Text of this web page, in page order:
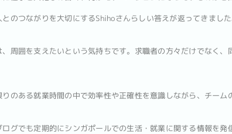
のつながりを大切にするShihoさんらしい答えが返ってきました
、周囲を支えたいという気持ちです。求職者の方々だけでなく
りのある就業時間の中で効率性や正確性を意識しながら、チー
グでも定期的にシンガポールでの生活・就業に関する情報を発